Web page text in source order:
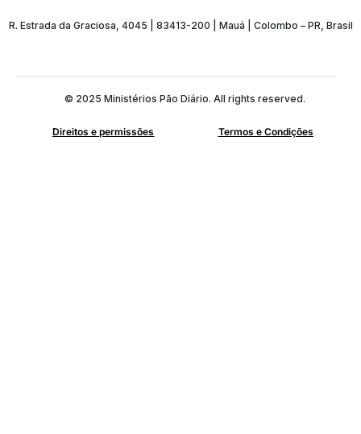
R. Estrada da Graciosa, 4045 | 83413-200 | Mauá | Colombo – PR, Brasil
© 2025 Ministérios Pão Diário. All rights reserved.
Direitos e permissões Termos e Condições